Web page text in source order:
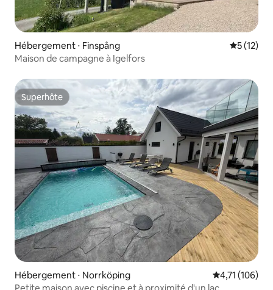
Hébergement ⋅ Finspång
5 (12)
Maison de campagne à Igelfors
Superhôte
Superhôte
Hébergement ⋅ Norrköping Évaluation
4,71 (106)